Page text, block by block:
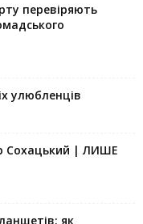
перевіряють
улюбленців
Сохацький | ЛИШЕ
як